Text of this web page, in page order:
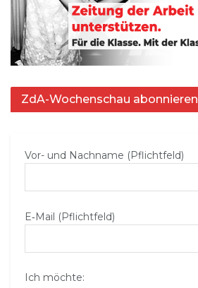
ZdA-Wochenschau abonnieren
Vor- und Nachname (Pflichtfeld)
E‑Mail (Pflichtfeld)
Ich möchte: